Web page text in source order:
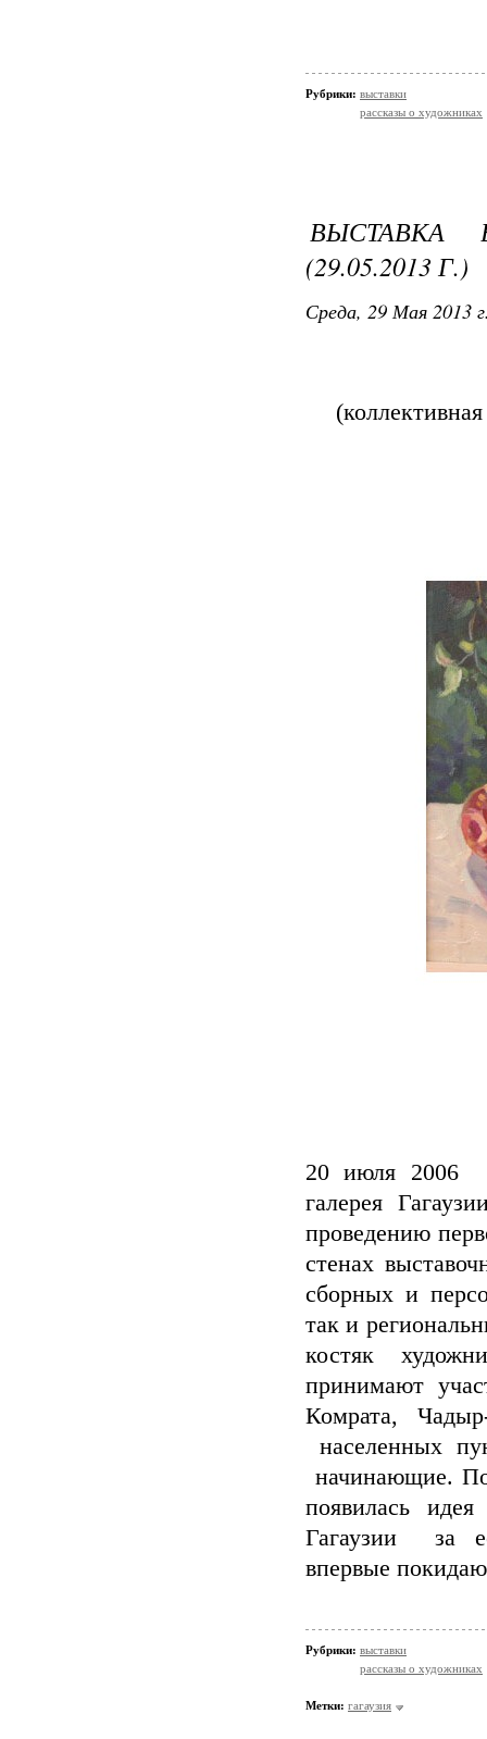
Рубрики: выставки
рассказы о художниках
ВЫСТАВКА
(29.05.2013 Г.)
Среда, 29 Мая 2013
20 июля 2006
галерея
проведению
стенах
сборных и
так и
костяк
принимают
Комрата,
населенных
начинающие.
появилась идея
Гагаузии за
впервые
Рубрики: выставки
рассказы о художниках
Метки: гагаузия